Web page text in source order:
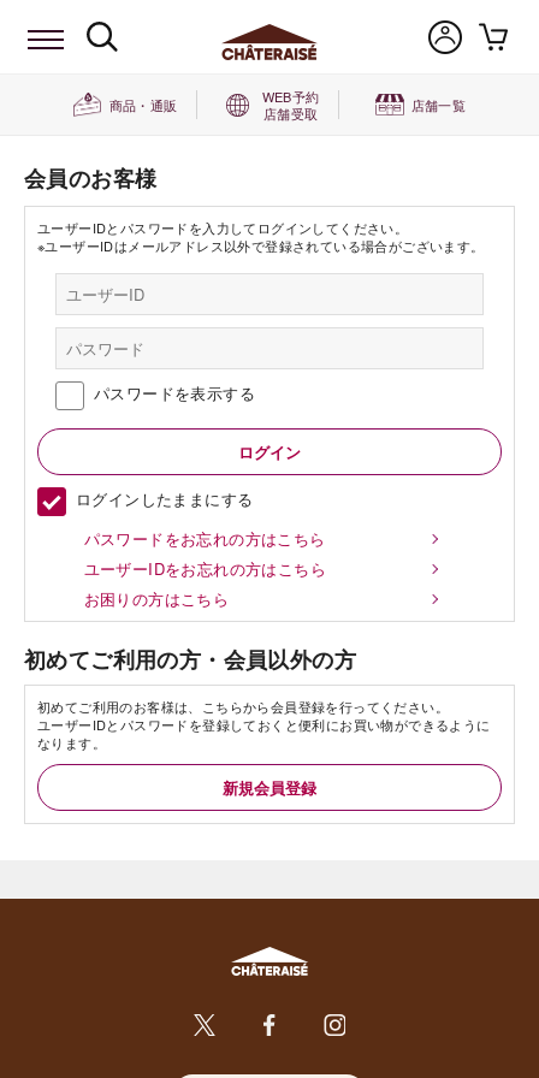
商品・通販
WEB予約
店舗受取
店舗一覧
会員のお客様
ユーザーIDとパスワードを入力してログインしてください。
※ユーザーIDはメールアドレス以外で登録されている場合がございます。
パスワードを表示する
ログインしたままにする
パスワードをお忘れの方はこちら
ユーザーIDをお忘れの方はこちら
お困りの方はこちら
初めてご利用の方・会員以外の方
初めてご利用のお客様は、こちらから会員登録を行ってください。
ユーザーIDとパスワードを登録しておくと便利にお買い物ができるように
なります。